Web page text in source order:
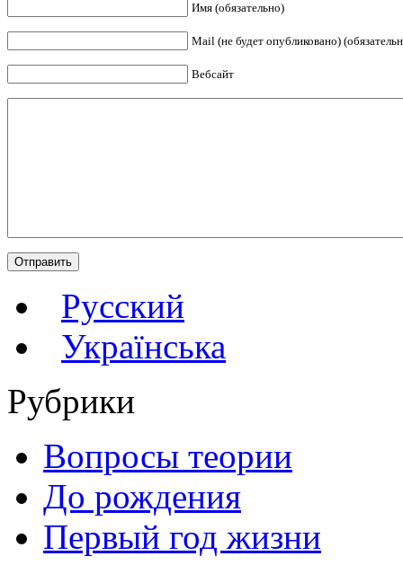
Имя (обязательно)
Mail (не будет опубликовано)
Вебсайт
Русский
Українська
Рубрики
Вопросы теории
До рождения
Первый год жизни